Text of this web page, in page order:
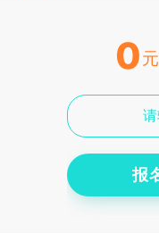
0元
报